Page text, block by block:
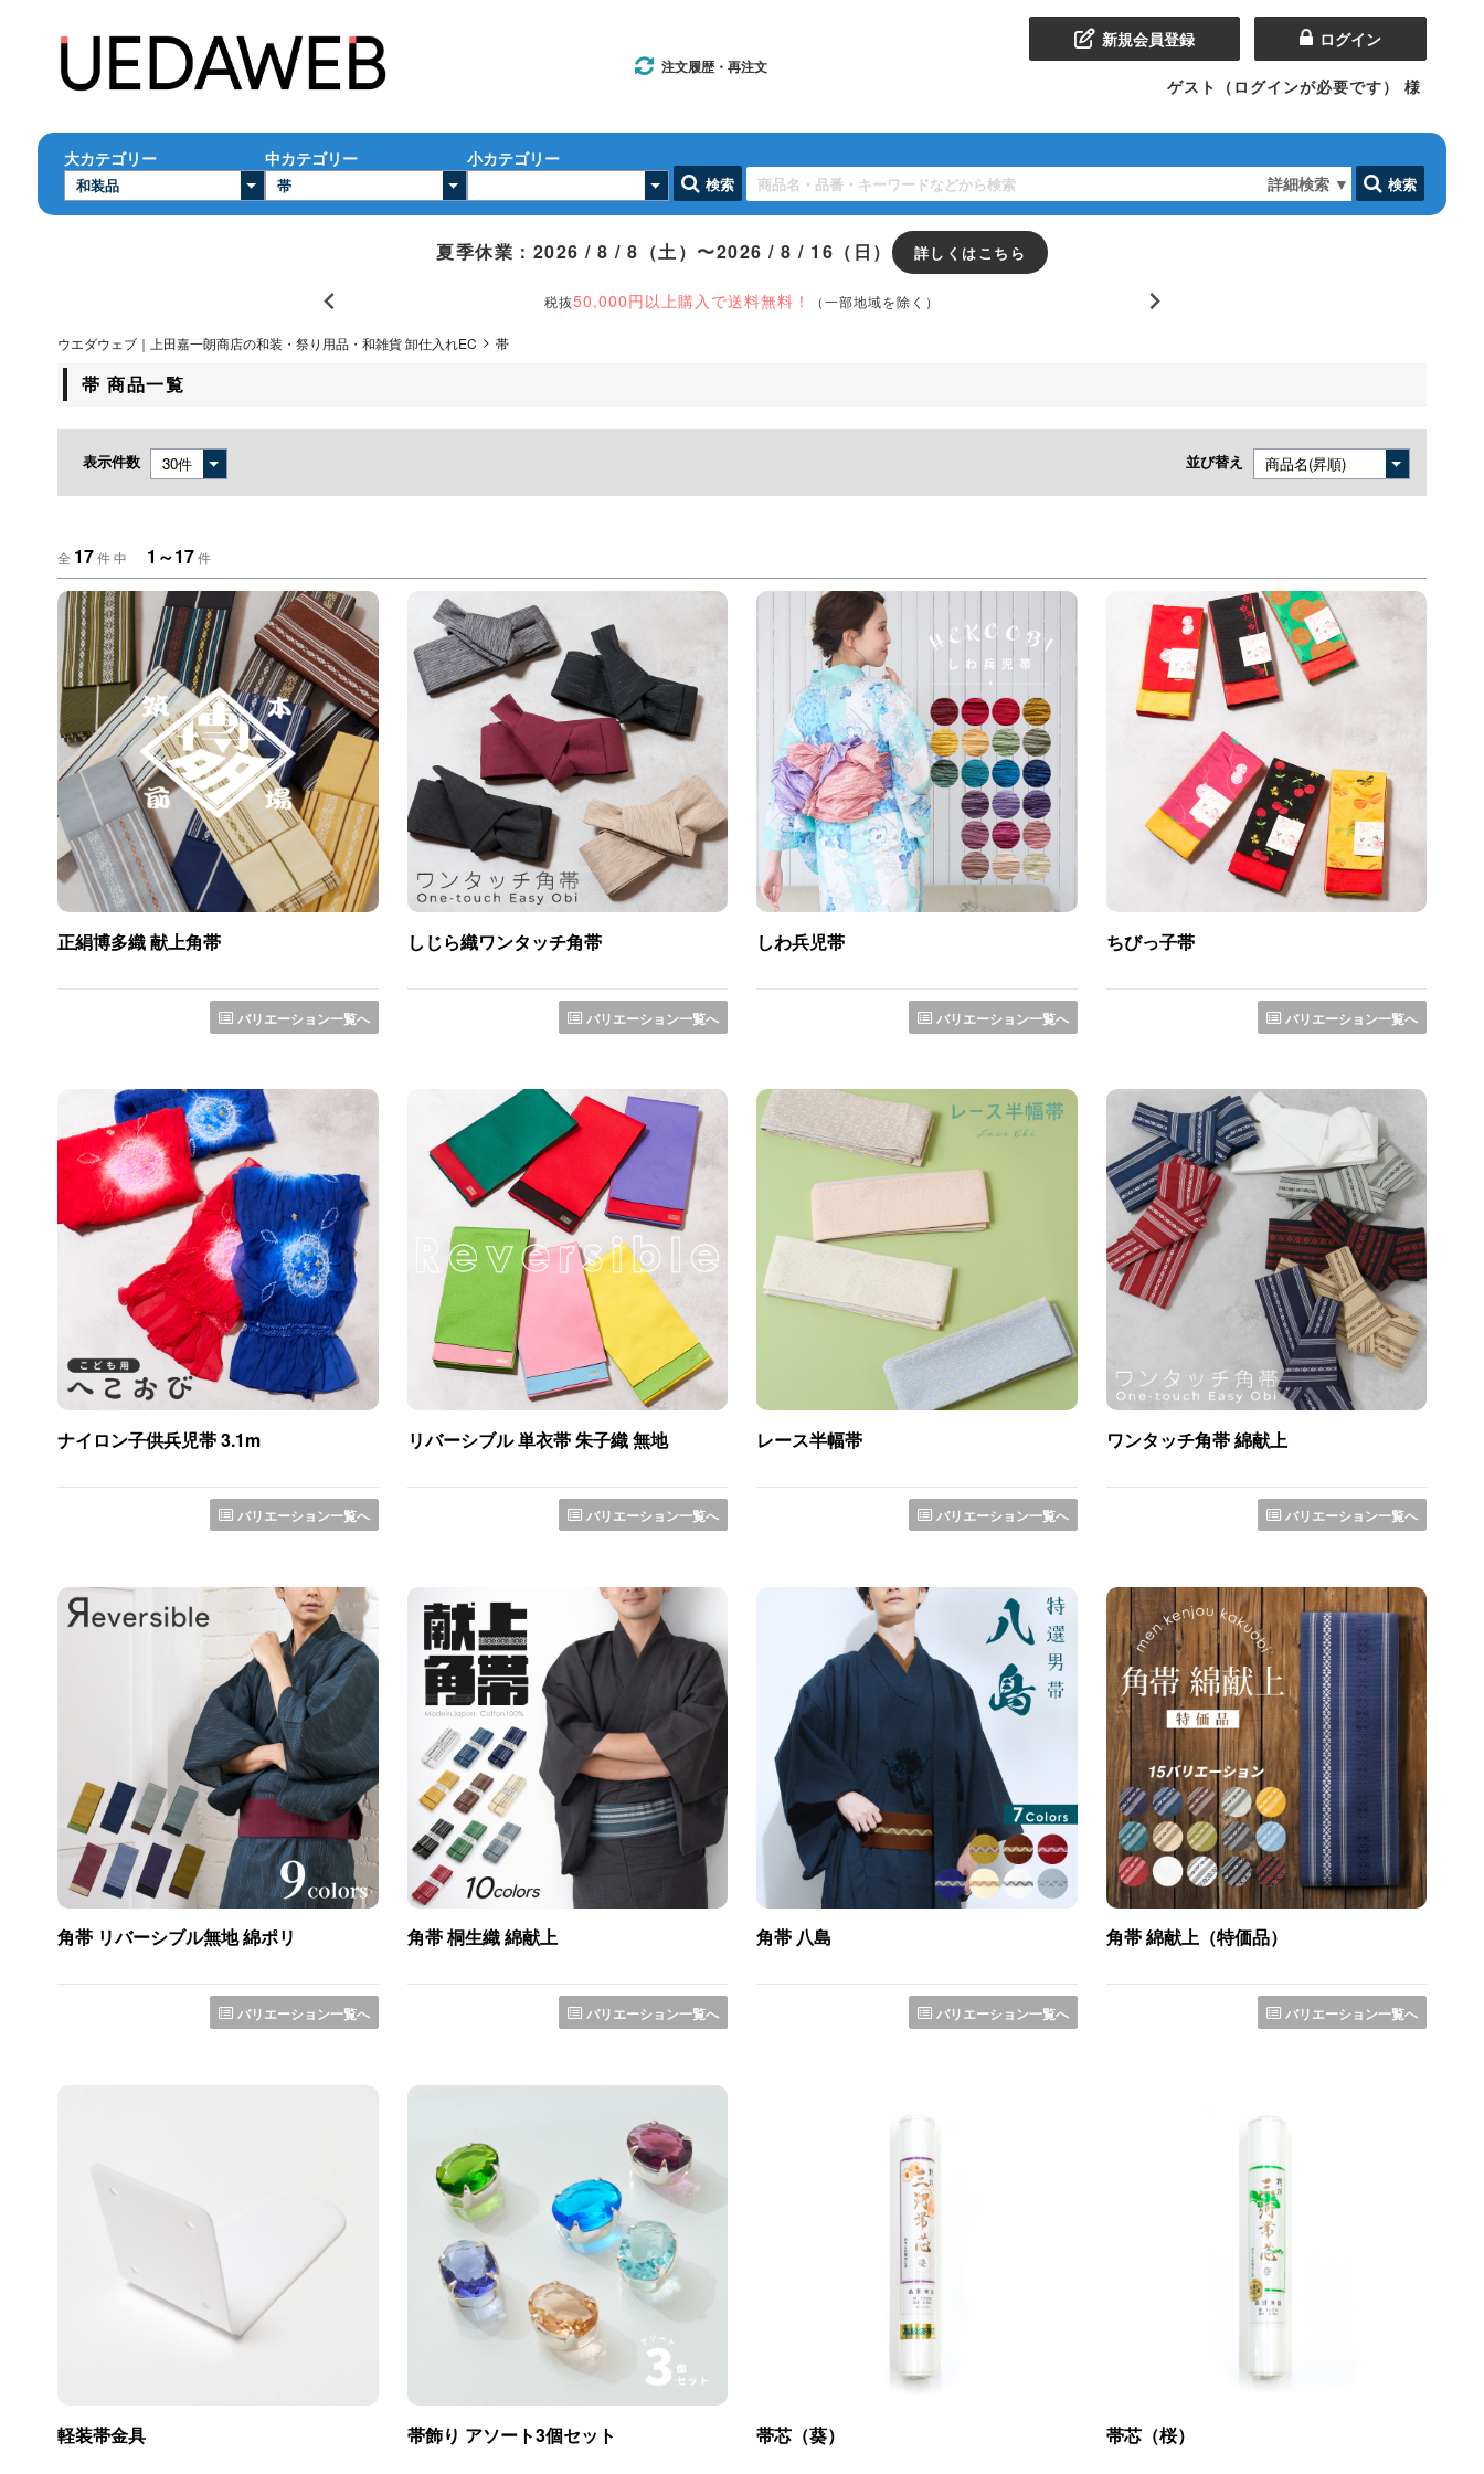
注文履歴・再注文
新規会員登録 ログイン
ゲスト（ログインが必要です） 様
大カテゴリー 中カテゴリー 小カテゴリー
検索 詳細検索 ▼ 検索
夏季休業：2026 / 8 / 8（土）〜2026 / 8 / 16（日） 詳しくはこちら
税抜50,000円以上購入で送料無料！ （一部地域を除く）
ウエダウェブ｜上田嘉一朗商店の和装・祭り用品・和雑貨 卸仕入れEC 帯
帯 商品一覧
表示件数 並び替え
全 17件 中 1～17件
正絹博多織 献上角帯
バリエーション一覧へ
しじら織ワンタッチ角帯
バリエーション一覧へ
しわ兵児帯
バリエーション一覧へ
ちびっ子帯
バリエーション一覧へ
ナイロン子供兵児帯 3.1m
バリエーション一覧へ
リバーシブル 単衣帯 朱子織 無地
バリエーション一覧へ
レース半幅帯
バリエーション一覧へ
ワンタッチ角帯 綿献上
バリエーション一覧へ
角帯 リバーシブル無地 綿ポリ
バリエーション一覧へ
角帯 桐生織 綿献上
バリエーション一覧へ
角帯 八島
バリエーション一覧へ
角帯 綿献上（特価品）
バリエーション一覧へ
軽装帯金具 帯飾り アソート3個セット 帯芯（葵） 帯芯（桜）